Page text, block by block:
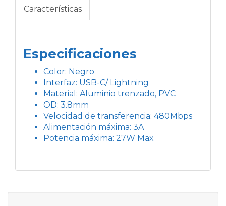
Características
Especificaciones
Color: Negro
Interfaz: USB-C/ Lightning
Material: Aluminio trenzado, PVC
OD: 3.8mm
Velocidad de transferencia: 480Mbps
Alimentación máxima: 3A
Potencia máxima: 27W Max